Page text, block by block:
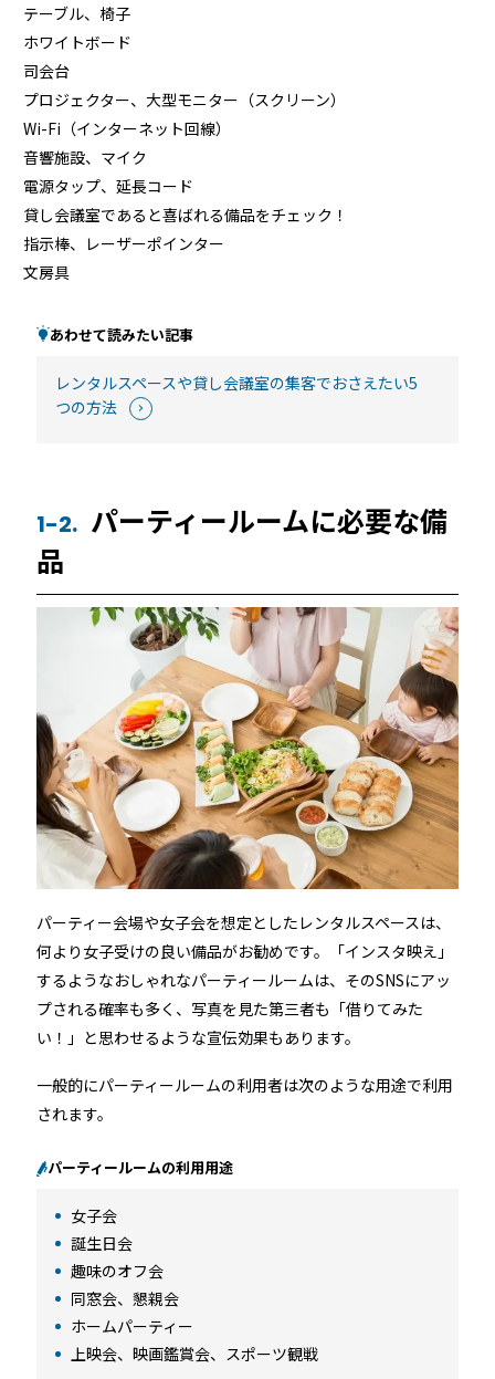
テーブル、椅子
ホワイトボード
司会台
プロジェクター、大型モニター（スクリーン）
Wi-Fi（インターネット回線）
音響施設、マイク
電源タップ、延長コード
貸し会議室であると喜ばれる備品をチェック！
指示棒、レーザーポインター
文房具
あわせて読みたい記事
レンタルスペースや貸し会議室の集客でおさえたい5
つの方法
1-2. パーティールームに必要な備
品
パーティー会場や女子会を想定としたレンタルスペースは、
何より女子受けの良い備品がお勧めです。「インスタ映え」
するようなおしゃれなパーティールームは、そのSNSにアッ
プされる確率も多く、写真を見た第三者も「借りてみた
い！」と思わせるような宣伝効果もあります。
一般的にパーティールームの利用者は次のような用途で利用
されます。
パーティールームの利用用途
女子会
誕生日会
趣味のオフ会
同窓会、懇親会
ホームパーティー
上映会、映画鑑賞会、スポーツ観戦